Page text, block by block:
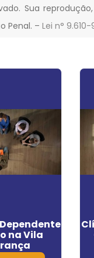
Sua
Penal. –Lei n°
na Vila